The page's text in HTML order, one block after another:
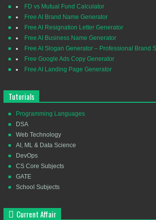
FD vs Mutual Fund Calculator
Free AI Brand Name Generator
Free AI Resignation Letter Generator
Free AI Business Name Generator
Free AI Slogan Generator – Professional Brand
Free Google Ads Copy Generator
Free AI Landing Page Generator
Tutorials
Programming Languages
DSA
Web Technology
AI, ML & Data Science
DevOps
CS Core Subjects
GATE
School Subjects
Current Affair